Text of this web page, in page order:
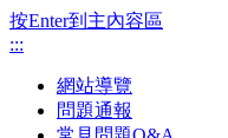
按Enter到主內容區
:::
網站導覽
問題通報